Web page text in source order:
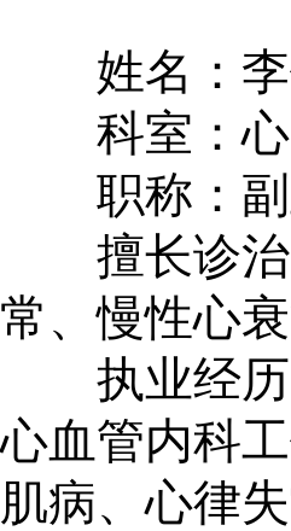
姓名：李
科室：心
职称：副
擅长诊治
常、慢性心
执业经历
心血管内科
肌病、心律